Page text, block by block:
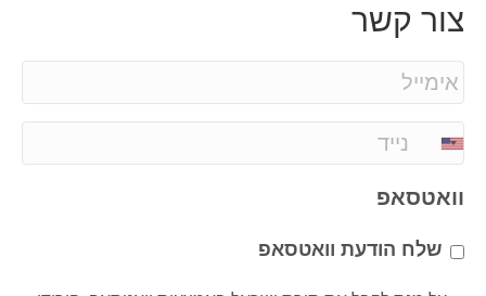
צור קשר
וואטסאפ
שלח הודעת וואטסאפ